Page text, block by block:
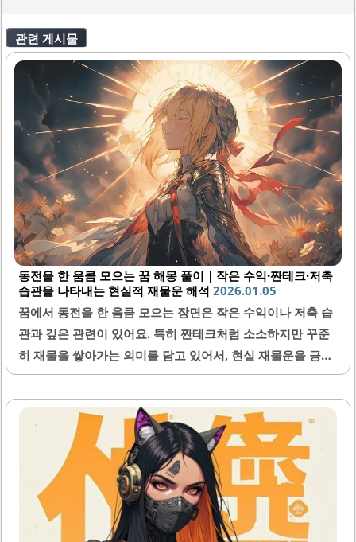
관련 게시물
동전을 한 움큼 모으는 꿈 해몽 풀이｜작은 수익·짠테크·저축
습관을 나타내는 현실적 재물운 해석 2026.01.05
꿈에서 동전을 한 움큼 모으는 장면은 작은 수익이나 저축 습
관과 깊은 관련이 있어요. 특히 짠테크처럼 소소하지만 꾸준
히 재물을 쌓아가는 의미를 담고 있어서, 현실 재물운을 긍정
적으로 바라볼 수 있답니다. 이번 글에서는 동전을 모으는 꿈
의 다양한 해석과 함께 재물운에 대한 현실적인 참고점을 알
려드릴게요.1. 동전을 한 움큼 모으는 꿈의 기본 의미동전을
한 움큼 모으는 꿈은 재물운과 직접 연결되어 있어요. 이런 꿈
은 작은 돈이라도 꾸준히 모으는 과정과 비슷한데, 현실에서
의 짠테크나 저축 습관을 반영한다고 볼 수 있어요. 즉, 급격
한 부의 증가는 아니지만 꾸준한 자산 형성의 시작이라는 뜻
을 내포하고 있답니다.또한, 동전을 모으는 상황에서 느끼는